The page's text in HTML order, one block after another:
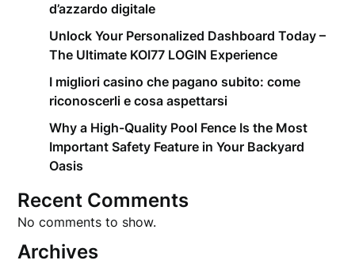
d’azzardo digitale
Unlock Your Personalized Dashboard Today –
The Ultimate KOI77 LOGIN Experience
I migliori casino che pagano subito: come
riconoscerli e cosa aspettarsi
Why a High-Quality Pool Fence Is the Most
Important Safety Feature in Your Backyard
Oasis
Recent Comments
No comments to show.
Archives